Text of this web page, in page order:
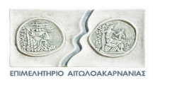
ΑΡΧΙΚΗ